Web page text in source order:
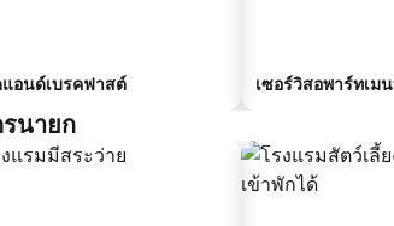
แอนด์เบรคฟาสต์ เซอร์วิสอพาร์ทเม
นายก